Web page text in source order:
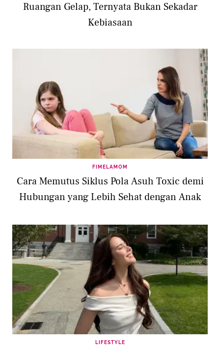
Ruangan Gelap, Ternyata Bukan Sekadar
Kebiasaan
FIMELAMOM
Cara Memutus Siklus Pola Asuh Toxic demi
Hubungan yang Lebih Sehat dengan Anak
LIFESTYLE